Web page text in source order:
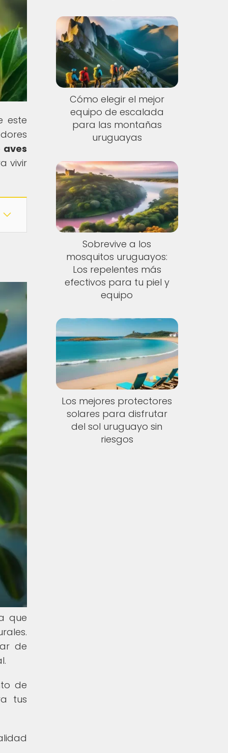
este
aves
vivir
que
de
de
tus
Cómo elegir el mejor
equipo de escalada
para las montañas
uruguayas
Sobrevive a los
mosquitos uruguayos:
Los repelentes más
efectivos para tu piel y
equipo
Los mejores protectores
solares para disfrutar
del sol uruguayo sin
riesgos